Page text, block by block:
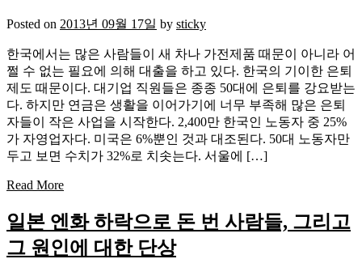
Posted on 2013년 09월 17일 by sticky
한국에서는 많은 사람들이 새 차나 가전제품 때문이 아니라 어
쩔 수 없는 필요에 의해 대출을 하고 있다. 한국의 기이한 은퇴
제도 때문이다. 대기업 직원들은 종종 50대에 은퇴를 강요받는
다. 하지만 연금은 생활을 이어가기에 너무 부족해 많은 은퇴
자들이 작은 사업을 시작한다. 2,400만 한국인 노동자 중 25%
가 자영업자다. 미국은 6%뿐인 것과 대조된다. 50대 노동자만
두고 보면 수치가 32%로 치솟는다. 서울에 […]
Read More
일본 엔화 하락으로 돈 번 사람들, 그리고
그 원인에 대한 단상